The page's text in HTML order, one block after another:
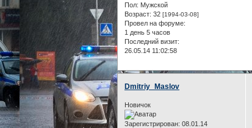
Пол: Мужской
Возраст: 32 [1994-03-08]
Провел на форуме:
1 день 5 часов
Последний визит:
26.05.14 11:02:58
Dmitriy_Maslov
Новичок
Зарегистрирован: 08.01.14